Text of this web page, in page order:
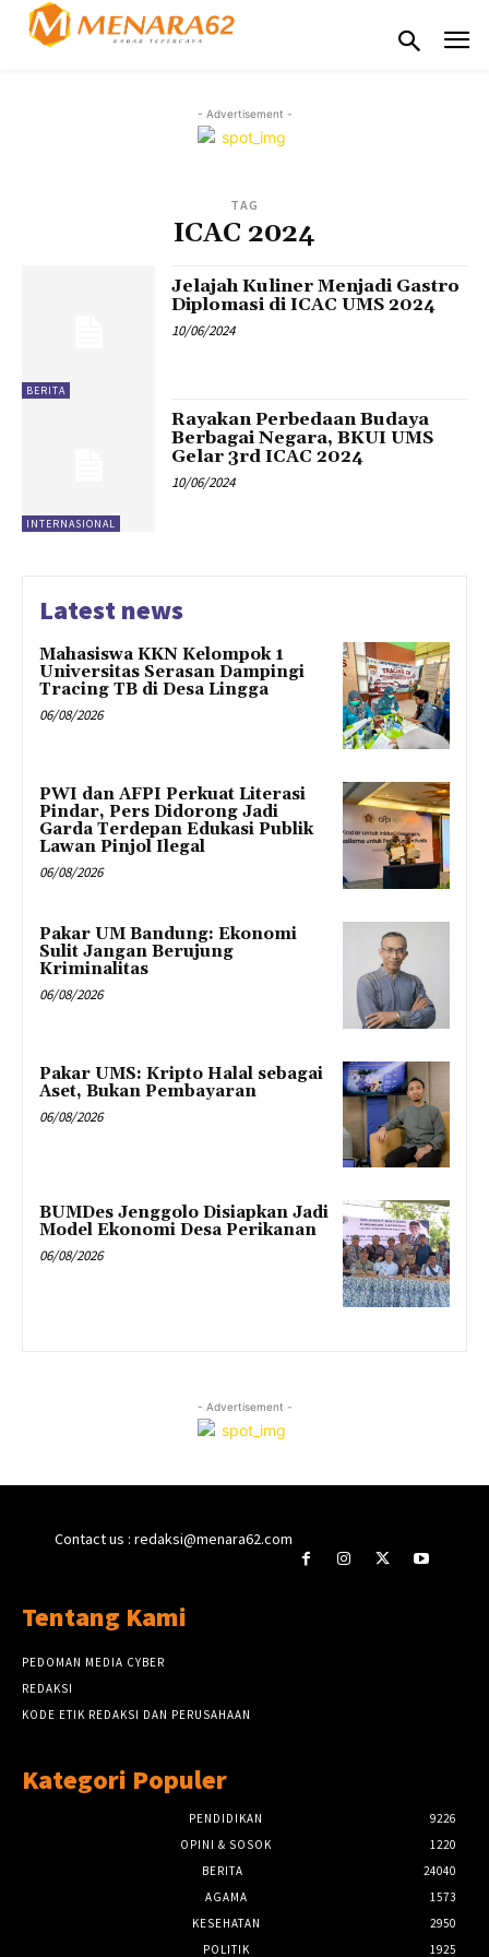
- Advertisement -
TAG
ICAC 2024
BERITA
Jelajah Kuliner Menjadi Gastro
Diplomasi di ICAC UMS 2024
10/06/2024
INTERNASIONAL
Rayakan Perbedaan Budaya
Berbagai Negara, BKUI UMS
Gelar 3rd ICAC 2024
10/06/2024
Latest news
Mahasiswa KKN Kelompok 1
Universitas Serasan Dampingi
Tracing TB di Desa Lingga
06/08/2026
PWI dan AFPI Perkuat Literasi
Pindar, Pers Didorong Jadi
Garda Terdepan Edukasi Publik
Lawan Pinjol Ilegal
06/08/2026
Pakar UM Bandung: Ekonomi
Sulit Jangan Berujung
Kriminalitas
06/08/2026
Pakar UMS: Kripto Halal sebagai
Aset, Bukan Pembayaran
06/08/2026
BUMDes Jenggolo Disiapkan Jadi
Model Ekonomi Desa Perikanan
06/08/2026
- Advertisement -
Contact us : redaksi@menara62.com
Tentang Kami
PEDOMAN MEDIA CYBER
REDAKSI
KODE ETIK REDAKSI DAN PERUSAHAAN
Kategori Populer
PENDIDIKAN
9226
OPINI & SOSOK
1220
BERITA
24040
AGAMA
1573
KESEHATAN
2950
POLITIK
1925